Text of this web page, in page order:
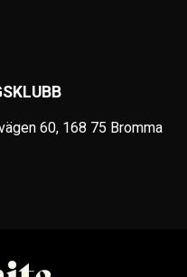
60, 168 75 Bromma